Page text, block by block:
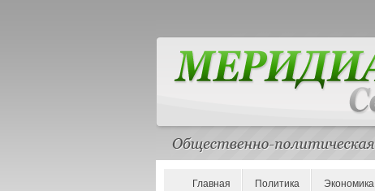
Главная Политика Экономика